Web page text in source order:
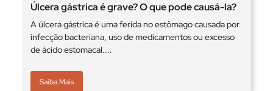
Úlcera gástrica é grave? O que pode causá-la?
A úlcera gástrica é uma ferida no estômago causada por
infecção bacteriana, uso de medicamentos ou excesso
de ácido estomacal....
Saiba Mais